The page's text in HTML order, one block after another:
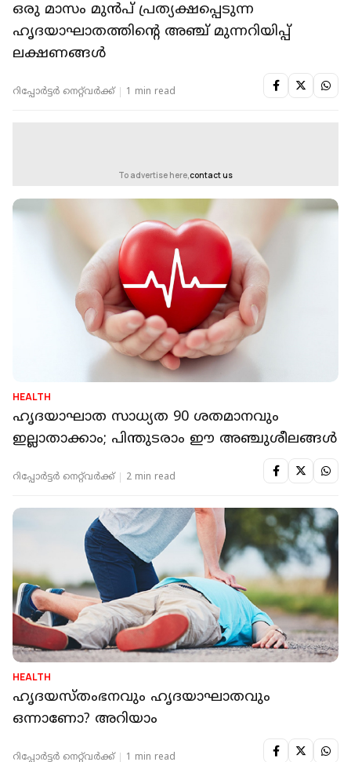
ഒരു മാസം മുന്‍പ് പ്രത്യക്ഷപ്പെടുന്ന
ഹൃദയാഘാതത്തിന്റെ അഞ്ച് മുന്നറിയിപ്പ്
ലക്ഷണങ്ങള്‍
റിപ്പോർട്ടർ നെറ്റ്‌വര്‍ക്ക്‌ 1 min read
To advertise here, contact us
HEALTH
ഹൃദയാഘാത സാധ്യത 90 ശതമാനവും
ഇല്ലാതാക്കാം; പിന്തുടരാം ഈ അഞ്ചുശീലങ്ങൾ
റിപ്പോർട്ടർ നെറ്റ്‌വര്‍ക്ക്‌ 2 min read
HEALTH
ഹൃദയസ്തംഭനവും ഹൃദയാഘാതവും
ഒന്നാണോ? അറിയാം
റിപ്പോർട്ടർ നെറ്റ്‌വര്‍ക്ക്‌ 1 min read